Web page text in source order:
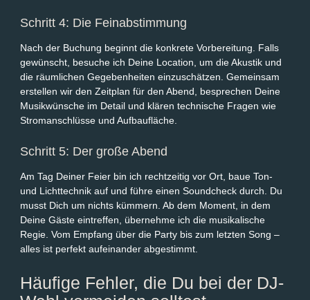
Schritt 4: Die Feinabstimmung
Nach der Buchung beginnt die konkrete Vorbereitung. Falls
gewünscht, besuche ich Deine Location, um die Akustik und
die räumlichen Gegebenheiten einzuschätzen. Gemeinsam
erstellen wir den Zeitplan für den Abend, besprechen Deine
Musikwünsche im Detail und klären technische Fragen wie
Stromanschlüsse und Aufbaufläche.
Schritt 5: Der große Abend
Am Tag Deiner Feier bin ich rechtzeitig vor Ort, baue Ton-
und Lichttechnik auf und führe einen Soundcheck durch. Du
musst Dich um nichts kümmern. Ab dem Moment, in dem
Deine Gäste eintreffen, übernehme ich die musikalische
Regie. Vom Empfang über die Party bis zum letzten Song –
alles ist perfekt aufeinander abgestimmt.
Häufige Fehler, die Du bei der DJ-